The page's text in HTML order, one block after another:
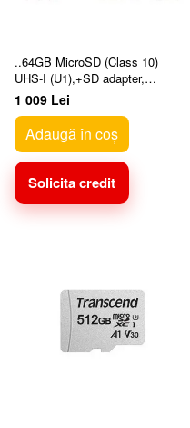
..64GB MicroSD (Class 10)
UHS-I (U1),+SD adapter,
Transcend "TS64GUSD350V"
(R/W:95/45MB/s, Endurance
1 009 Lei
Adaugă în coș
Solicita credit